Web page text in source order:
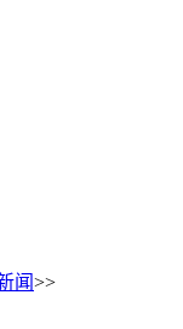
闻>>